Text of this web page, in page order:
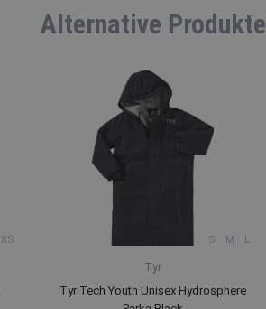
Alternative Produkte
XS S M L
Tyr
Tyr Tech Youth Unisex Hydrosphere